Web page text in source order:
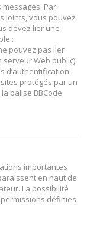
Par
joints, vous pouvez
devez lier une
:
pouvez pas lier
serveur Web public)
d’authentification,
protégés par un
balise BBCode
importantes
en haut de
La possibilité
définies